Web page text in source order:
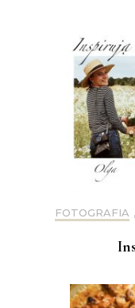
FOTOGRAFIA ,